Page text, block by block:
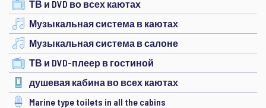
ТВ и DVD во всех каютах
Музыкальная система в каютах
Музыкальная система в салоне
ТВ и DVD-плеер в гостиной
душевая кабина во всех каютах
Marine type toilets in all the cabins